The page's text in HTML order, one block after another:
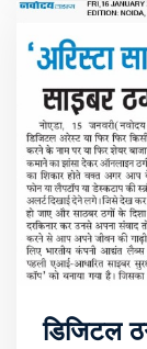
डिजिटल